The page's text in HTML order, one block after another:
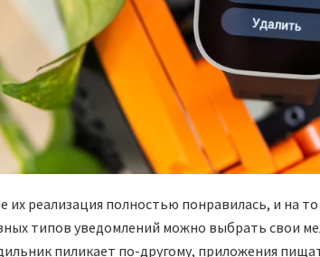
их реализация полностью понравилась, и на
типов уведомлений можно выбрать свои
пиликает по-другому, приложения